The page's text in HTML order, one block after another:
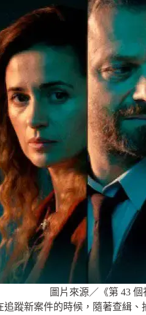
圖片來源／《第 43
蹤新案件的時候，隨著查緝